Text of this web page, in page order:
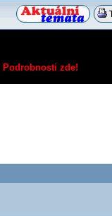
Podrobnosti zde!